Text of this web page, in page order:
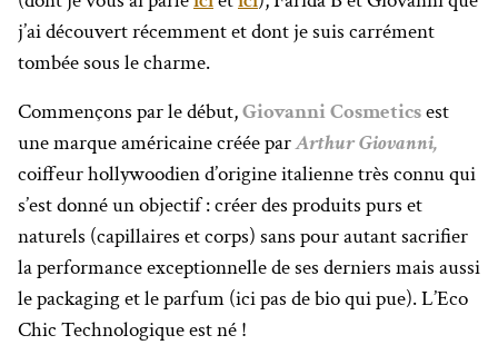
j’ai découvert récemment et dont je suis carrément
tombée sous le charme.
Commençons par le début,Giovanni Cosmeticsest
une marque américaine créée parArthur Giovanni,
coiffeur hollywoodien d’origine italienne très connu qui
s’est donné un objectif : créer des produits purs et
naturels (capillaires et corps) sans pour autant sacrifier
la performance exceptionnelle de ses derniers mais aussi
le packaging et le parfum (ici pas de bio qui pue). L’Eco
Chic Technologique est né !